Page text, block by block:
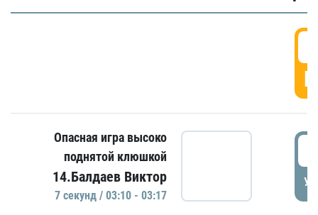
Опасная игра высоко
поднятой клюшкой
14.Балдаев Виктор
7 секунд / 03:10 - 03:17